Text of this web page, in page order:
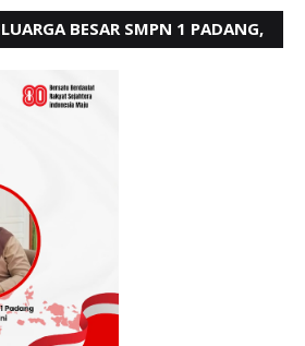
BESAR SMPN 1 PADANG,